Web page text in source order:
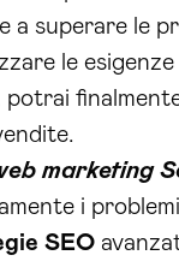
a superare le
le
marketing
i
SEO